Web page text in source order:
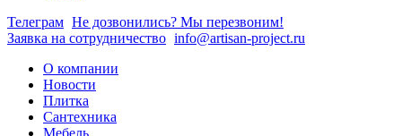
Телеграм Не дозвонились? Мы перезвоним!
Заявка на сотрудничество info@artisan-project.ru
О компании
Новости
Плитка
Сантехника
Мебель